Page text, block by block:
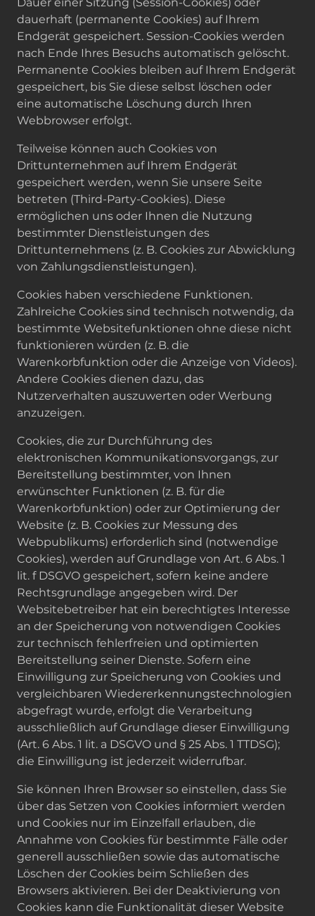
dauerhaft (permanente Cookies) auf Ihrem
Endgerät gespeichert. Session-Cookies werden
nach Ende Ihres Besuchs automatisch gelöscht.
Permanente Cookies bleiben auf Ihrem Endgerät
gespeichert, bis Sie diese selbst löschen oder
eine automatische Löschung durch Ihren
Webbrowser erfolgt.
Teilweise können auch Cookies von
Drittunternehmen auf Ihrem Endgerät
gespeichert werden, wenn Sie unsere Seite
betreten (Third-Party-Cookies). Diese
ermöglichen uns oder Ihnen die Nutzung
bestimmter Dienstleistungen des
Drittunternehmens (z. B. Cookies zur Abwicklung
von Zahlungsdienstleistungen).
Cookies haben verschiedene Funktionen.
Zahlreiche Cookies sind technisch notwendig, da
bestimmte Websitefunktionen ohne diese nicht
funktionieren würden (z. B. die
Warenkorbfunktion oder die Anzeige von Videos).
Andere Cookies dienen dazu, das
Nutzerverhalten auszuwerten oder Werbung
anzuzeigen.
Cookies, die zur Durchführung des
elektronischen Kommunikationsvorgangs, zur
Bereitstellung bestimmter, von Ihnen
erwünschter Funktionen (z. B. für die
Warenkorbfunktion) oder zur Optimierung der
Website (z. B. Cookies zur Messung des
Webpublikums) erforderlich sind (notwendige
Cookies), werden auf Grundlage von Art. 6 Abs. 1
lit. f DSGVO gespeichert, sofern keine andere
Rechtsgrundlage angegeben wird. Der
Websitebetreiber hat ein berechtigtes Interesse
an der Speicherung von notwendigen Cookies
zur technisch fehlerfreien und optimierten
Bereitstellung seiner Dienste. Sofern eine
Einwilligung zur Speicherung von Cookies und
vergleichbaren Wiedererkennungstechnologien
abgefragt wurde, erfolgt die Verarbeitung
ausschließlich auf Grundlage dieser Einwilligung
(Art. 6 Abs. 1 lit. a DSGVO und § 25 Abs. 1 TTDSG);
die Einwilligung ist jederzeit widerrufbar.
Sie können Ihren Browser so einstellen, dass Sie
über das Setzen von Cookies informiert werden
und Cookies nur im Einzelfall erlauben, die
Annahme von Cookies für bestimmte Fälle oder
generell ausschließen sowie das automatische
Löschen der Cookies beim Schließen des
Browsers aktivieren. Bei der Deaktivierung von
Cookies kann die Funktionalität dieser Website